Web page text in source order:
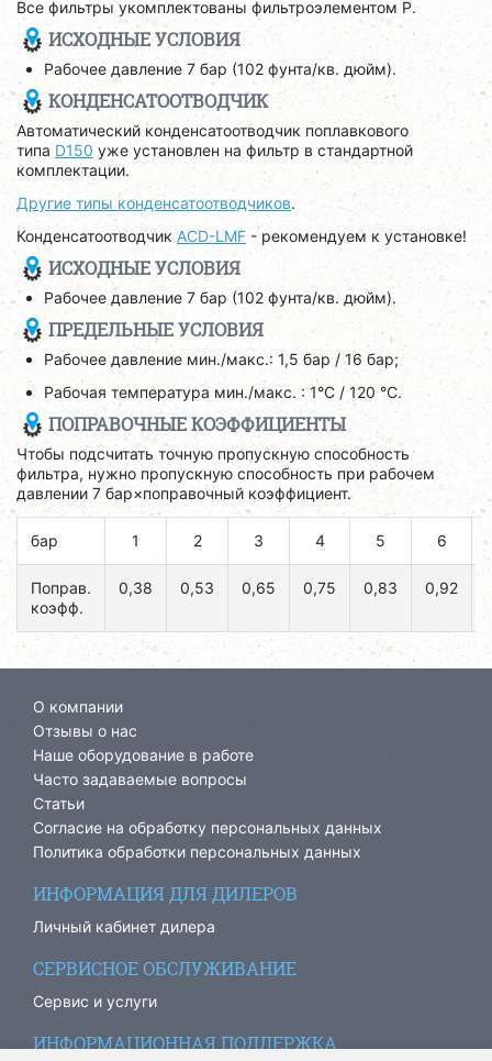
Все фильтры укомплектованы фильтроэлементом P.
ИСХОДНЫЕ УСЛОВИЯ
Рабочее давление 7 бар (102 фунта/кв. дюйм).
КОНДЕНСАТООТВОДЧИК
Автоматический конденсатоотводчик поплавкового
типа D150 уже установлен на фильтр в стандартной
комплектации.
Другие типы конденсатоотводчиков.
КонденсатоотводчикACD-LMF - рекомендуем к установке!
ИСХОДНЫЕ УСЛОВИЯ
Рабочее давление 7 бар (102 фунта/кв. дюйм).
ПРЕДЕЛЬНЫЕ УСЛОВИЯ
Рабочее давление мин./макс.: 1,5 бар / 16 бар;
Рабочая температура мин./макс. : 1°C / 120 °C.
ПОПРАВОЧНЫЕ КОЭФФИЦИЕНТЫ
Чтобы подсчитать точную пропускную способность
фильтра, нужно пропускную способность при рабочем
давлении 7 бар×поправочный коэффициент.
бар 1 2 3 4 5 6
Поправ.
коэфф.
0,38 0,53 0,65 0,75 0,83 0,92
О компании
Отзывы о нас
Наше оборудование в работе
Часто задаваемые вопросы
Статьи
Согласие на обработку персональных данных
Политика обработки персональных данных
ИНФОРМАЦИЯ ДЛЯ ДИЛЕРОВ
Личный кабинет дилера
СЕРВИСНОЕ ОБСЛУЖИВАНИЕ
Сервис и услуги
ИНФОРМАЦИОННАЯ ПОДДЕРЖКА